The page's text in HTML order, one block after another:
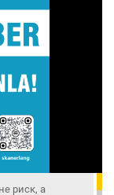
риск, а